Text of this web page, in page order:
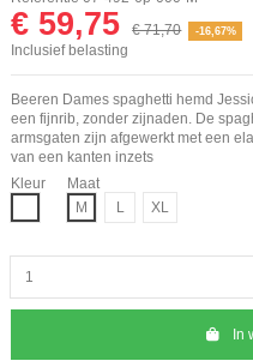
€ 59,75 € 71,70 -16,67%
Inclusief belasting
Beeren Dames spaghetti hemd
een fijnrib, zonder zijnaden. De
armsgaten zijn afgewerkt met een
van een kanten inzets
Kleur
Maat
M
L XL
In